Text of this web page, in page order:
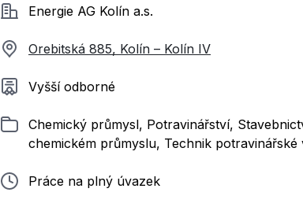
SpolečnostEnergie AG Kolín a.s.
Orebitská 885, Kolín – Kolín IV
Požadované vzdělání
Vyšší odborné
ZařazenoChemický průmysl, Potravinářství,
chemickém průmyslu, Technik
Typ pracovního poměru
Práce na plný úvazek